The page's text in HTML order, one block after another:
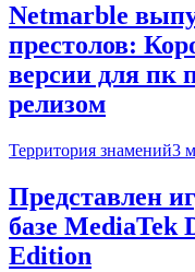
Netmarble
престолов:
версии для пк
релизом
Территория знамений3
Представлен
базе MediaTek
Edition